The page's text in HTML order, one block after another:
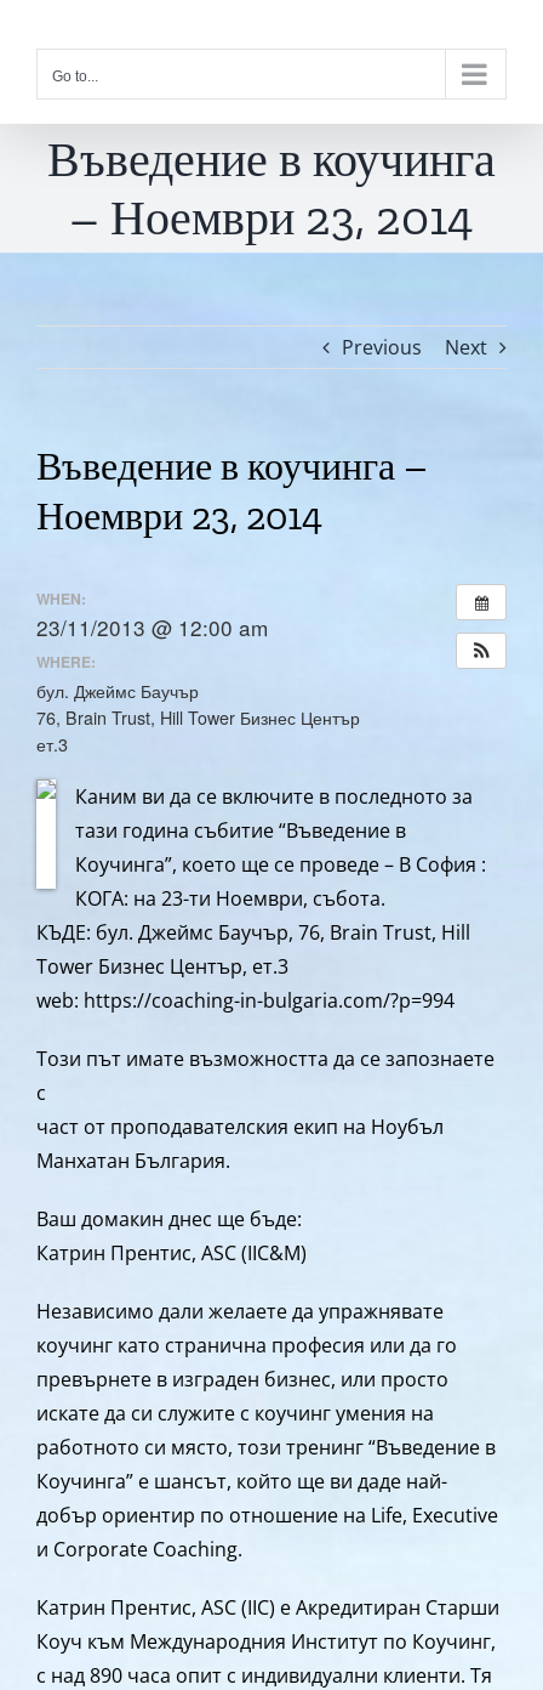
contentGo to...
Въведение в коучинга
– Ноември 23, 2014
Previous Next
Въведение в коучинга –
Ноември 23, 2014
WHEN:
23/11/2013 @ 12:00 am
WHERE:
бул. Джеймс Баучър
76, Brain Trust, Hill Tower Бизнес Център
ет.3
Каним ви да се включите в последното за
тази година събитие “Въведение в
Коучинга”, което ще се проведе – В София :
КОГА: на 23-ти Ноември, събота.
КЪДЕ: бул. Джеймс Баучър, 76, Brain Trust, Hill
Tower Бизнес Център, ет.3
web: https://coaching-in-bulgaria.com/?p=994
Този път имате възможността да се запознаете
с
част от проподавателския екип на Ноубъл
Манхатан България.
Ваш домакин днес ще бъде:
Катрин Прентис, ASC (IIC&M)
Независимо дали желаете да упражнявате
коучинг като странична професия или да го
превърнете в изграден бизнес, или просто
искате да си служите с коучинг умения на
работното си място, този тренинг “Въведение в
Коучинга” е шансът, който ще ви даде най-
добър ориентир по отношение на Life, Executive
и Corporate Coaching.
Катрин Прентис, ASC (IIC) е Акредитиран Старши
Коуч към Международния Институт по Коучинг,
с над 890 часа опит с индивидуални клиенти. Тя